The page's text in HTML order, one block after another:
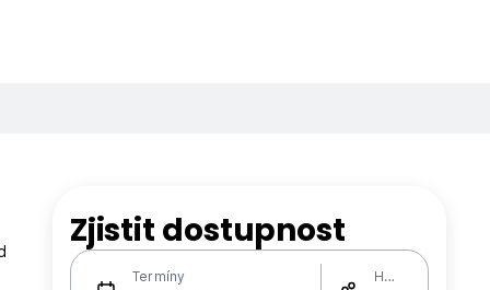
Zjistit dostupnost
Termíny Hosté